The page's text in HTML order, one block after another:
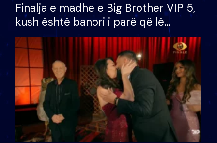
Finalja e madhe e Big Brother VIP 5,
kush është banori i parë që lë
shtëpinë dhe humb mundësinë për
të fituar çmimin e madh